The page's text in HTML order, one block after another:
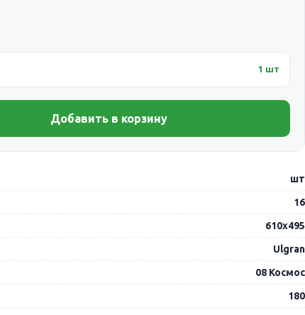
1 шт
Добавить в корзину
шт
16
610х495
Ulgran
08 Космос
180